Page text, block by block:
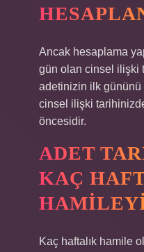
Ancak hesaplama
gün olan cinsel ilişki
adetinizin ilk gününü
cinsel ilişki
öncesidir.
ADET
KAÇ
Kaç haftalık hamile